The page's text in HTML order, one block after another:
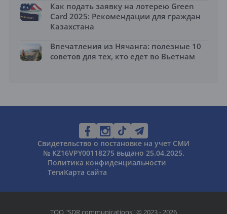
Как подать заявку на лотерею Green
Card 2025: Рекомендации для граждан
Казахстана
Впечатления из Нячанга: полезные 10
советов для тех, кто едет во Вьетнам
Свидетельство о постановке на учет СМИ
№ KZ16VPY00118275 выдано 25.04.2025.
Политика конфиденциальности
ТегиКарта сайта
ТОО "SDR communications" © 2023 - 2026